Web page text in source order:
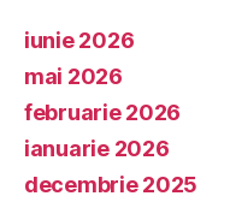
iunie 2026
mai 2026
februarie 2026
ianuarie 2026
decembrie 2025